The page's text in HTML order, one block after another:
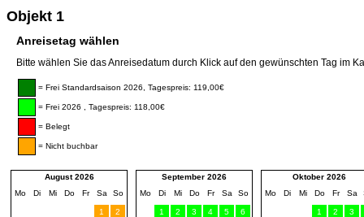
Objekt 1
Anreisetag wählen
Bitte wählen Sie das Anreisedatum durch Klick auf den gewünschten Tag im
= Frei Standardsaison 2026, Tagespreis: 119,00€
= Frei 2026 , Tagespreis: 118,00€
= Belegt
= Nicht buchbar
August 2026
Mo
Di Mi Do Fr Sa So
1
2
September 2026
Mo
Di Mi Do Fr Sa So
1 2 3 4 5
6
Oktober 2026
Mo
Di Mi Do Fr Sa
1 2
3